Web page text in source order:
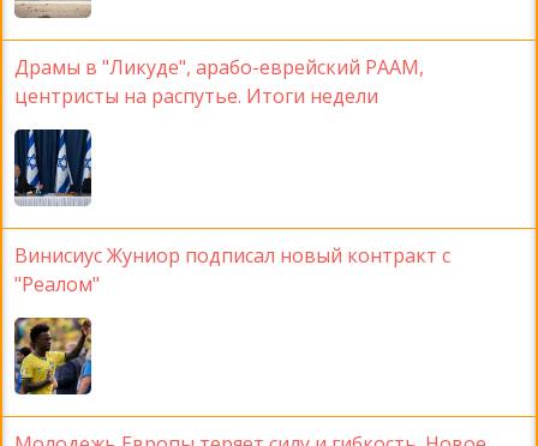
Драмы в "Ликуде", арабо-еврейский РААМ,
центристы на распутье. Итоги недели
Винисиус Жуниор подписал новый контракт с
"Реалом"